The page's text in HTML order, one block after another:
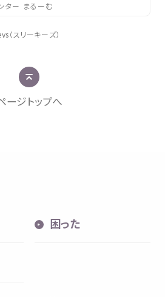
ター まるーむ
（スリーキーズ）
ージトップへ
困った